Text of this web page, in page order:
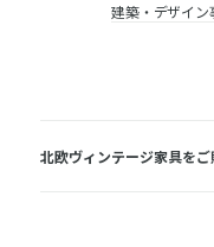
建築・デザイン
北欧ヴィンテージ家具を